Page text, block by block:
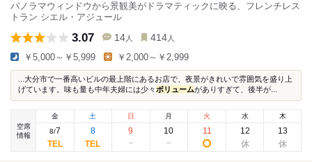
パノラマウィンドウから景観美がドラマティックに映る、フレンチレス
トラン シエル・アジュール
3.07 14 人 414 人
￥5,000～￥5,999 ￥2,000～￥2,999
...大分市で一番高いビルの最上階にあるお店で、夜景がきれいで雰囲気を盛り上
げています。味も量も中年夫婦には少々 ボリュームがありすぎて、後半が...
空席
情報
金
8/7
土
8
日
9
月
10
火
11
水
12
木
13